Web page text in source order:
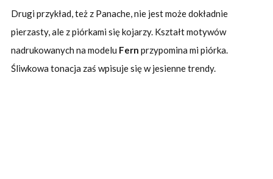
Drugi przykład, też z Panache, nie jest może dokładnie
pierzasty, ale z piórkami się kojarzy. Kształt motywów
nadrukowanych na modelu Fern przypomina mi piórka.
Śliwkowa tonacja zaś wpisuje się w jesienne trendy.